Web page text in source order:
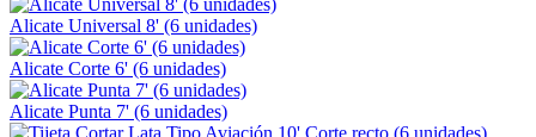
Alicate Universal 8' (6 unidades)
Alicate Corte 6' (6 unidades)
Alicate Punta 7' (6 unidades)